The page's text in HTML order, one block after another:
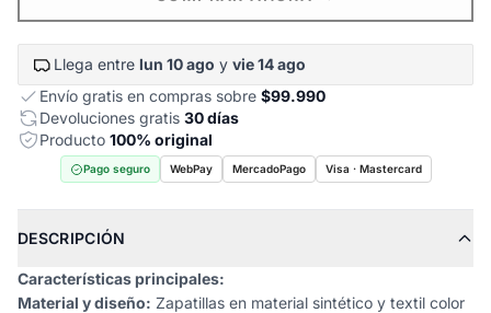
Llega entre lun 10 ago y vie 14 ago
Envío gratis en compras sobre $99.990
Devoluciones gratis 30 días
Producto 100% original
Pago seguro WebPay MercadoPago Visa · Mastercard
DESCRIPCIÓN
Características principales:
Material y diseño: Zapatillas en material sintético y textil color